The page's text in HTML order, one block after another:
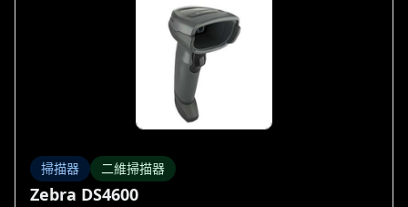
掃描器 二維掃描器
Zebra DS4600